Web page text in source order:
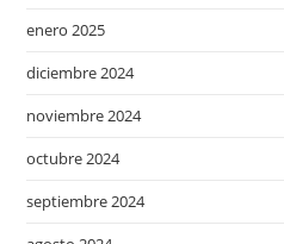
enero 2025
diciembre 2024
noviembre 2024
octubre 2024
septiembre 2024